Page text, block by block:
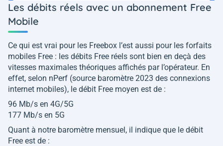
Les débits réels avec un abonnement Free
Mobile
Ce qui est vrai pour les Freebox l’est aussi pour les forfaits
mobiles Free : les débits Free réels sont bien en deçà des
vitesses maximales théoriques affichés par l’opérateur. En
effet, selon nPerf (source baromètre 2023 des connexions
internet mobiles), le débit Free moyen est de :
96 Mb/s en 4G/5G
177 Mb/s en 5G
Quant à notre baromètre mensuel, il indique que le débit
Free est de :